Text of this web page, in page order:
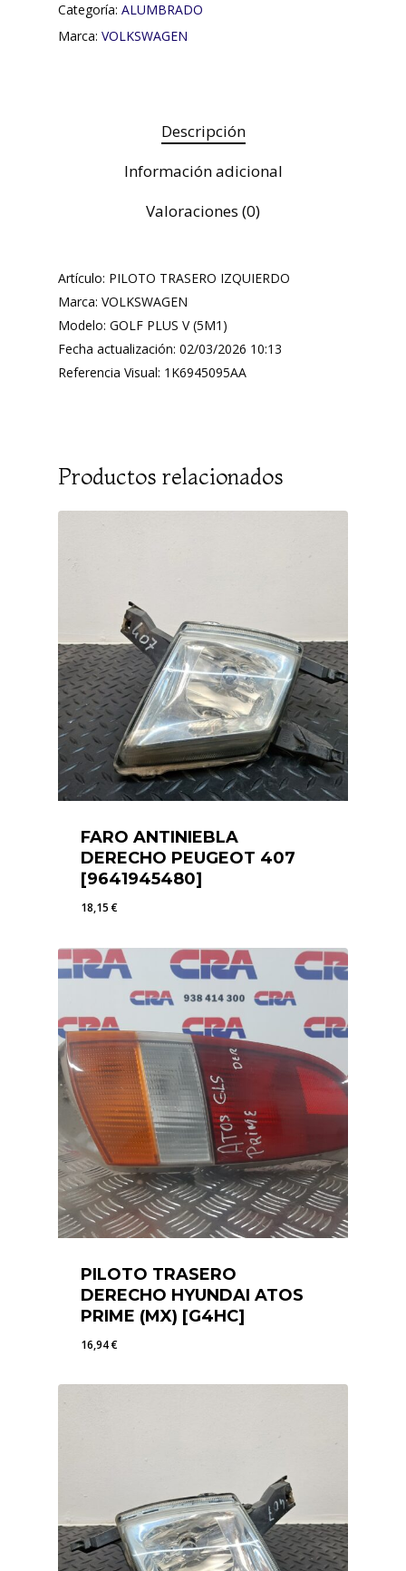
Categoría: ALUMBRADO
Marca: VOLKSWAGEN
Descripción
Información adicional
Valoraciones (0)
Artículo: PILOTO TRASERO IZQUIERDO
Marca: VOLKSWAGEN
Modelo: GOLF PLUS V (5M1)
Fecha actualización: 02/03/2026 10:13
Referencia Visual: 1K6945095AA
Productos relacionados
FARO ANTINIEBLA
DERECHO PEUGEOT 407
[9641945480]
18,15€
PILOTO TRASERO
DERECHO HYUNDAI ATOS
PRIME (MX) [G4HC]
16,94€